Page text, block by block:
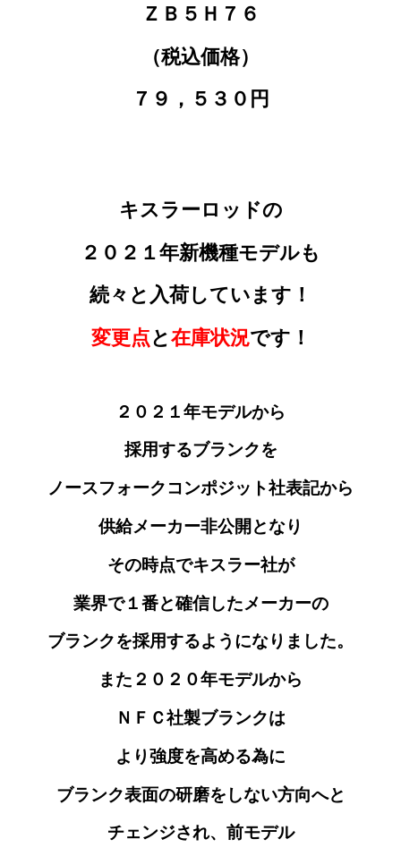
ＺＢ５Ｈ７６
（税込価格）
７９，５３０円
キスラーロッドの
２０２１年新機種モデルも
続々と入荷しています！
変更点と在庫状況です！
２０２１年モデルから
採用するブランクを
ノースフォークコンポジット社表記から
供給メーカー非公開となり
その時点でキスラー社が
業界で１番と確信したメーカーの
ブランクを採用するようになりました。
また２０２０年モデルから
ＮＦＣ社製ブランクは
より強度を高める為に
ブランク表面の研磨をしない方向へと
チェンジされ、前モデル